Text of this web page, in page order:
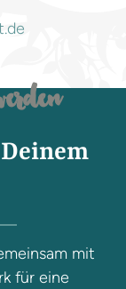
mit
für eine